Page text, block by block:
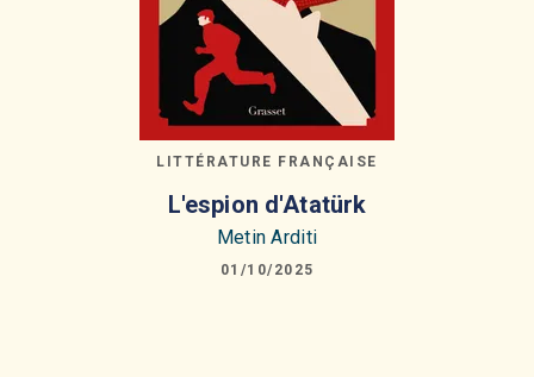
LITTÉRATURE FRANÇAISE
L'espion d'Atatürk
Metin Arditi
01/10/2025